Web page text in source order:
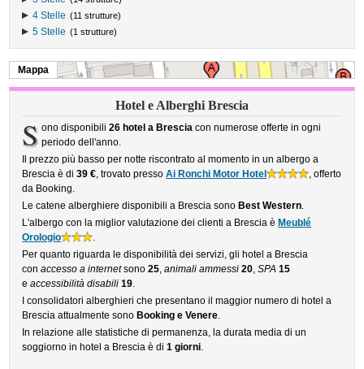
4 Stelle (11 strutture)
5 Stelle (1 strutture)
Mappa
Hotel e Alberghi Brescia
S ono disponibili 26 hotel a Bresciacon numerose offerte in ogni
periodo dell'anno.
Il prezzo più basso per notte riscontrato al momento in un albergo a
Brescia è di39 €, trovato pressoAi Ronchi Motor Hotel
, offerto
da Booking.
Le catene alberghiere disponibili a Brescia sono Best Western.
L'albergo con la miglior valutazione dei clienti a Brescia è Meublé
Orologio
.
Per quanto riguarda le disponibilità dei servizi, gli hotel a Brescia
conaccesso a internetsono25,animali ammessi 20,SPA 15
eaccessibilità disabili 19.
I consolidatori alberghieri che presentano il maggior numero di hotel a
Brescia attualmente sono Booking e Venere.
In relazione alle statistiche di permanenza, la durata media di un
soggiorno in hotel a Brescia è di1 giorni.